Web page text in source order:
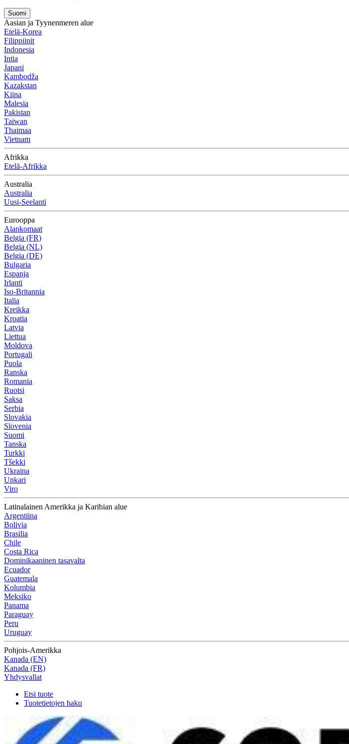
Suomi
Aasian ja Tyynenmeren alue
Etelä-Korea
Filippiinit
Indonesia
Intia
Japani
Kambodža
Kazakstan
Kiina
Malesia
Pakistan
Taiwan
Thaimaa
Vietnam
Afrikka
Etelä-Afrikka
Australia
Australia
Uusi-Seelanti
Eurooppa
Alankomaat
Belgia (FR)
Belgia (NL)
Belgia (DE)
Bulgaria
Espanja
Irlanti
Iso-Britannia
Italia
Kreikka
Kroatia
Latvia
Liettua
Moldova
Portugali
Puola
Ranska
Romania
Ruotsi
Saksa
Serbia
Slovakia
Slovenia
Suomi
Tanska
Turkki
Tšekki
Ukraina
Unkari
Viro
Latinalainen Amerikka ja Karibian alue
Argentiina
Bolivia
Brasilia
Chile
Costa Rica
Dominikaaninen tasavalta
Ecuador
Guatemala
Kolumbia
Meksiko
Panama
Paraguay
Peru
Uruguay
Pohjois-Amerikka
Kanada (EN)
Kanada (FR)
Yhdysvallat
Etsi tuote
Tuotetietojen haku